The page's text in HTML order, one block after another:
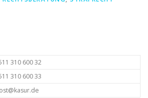
310 600 32
310 600 33